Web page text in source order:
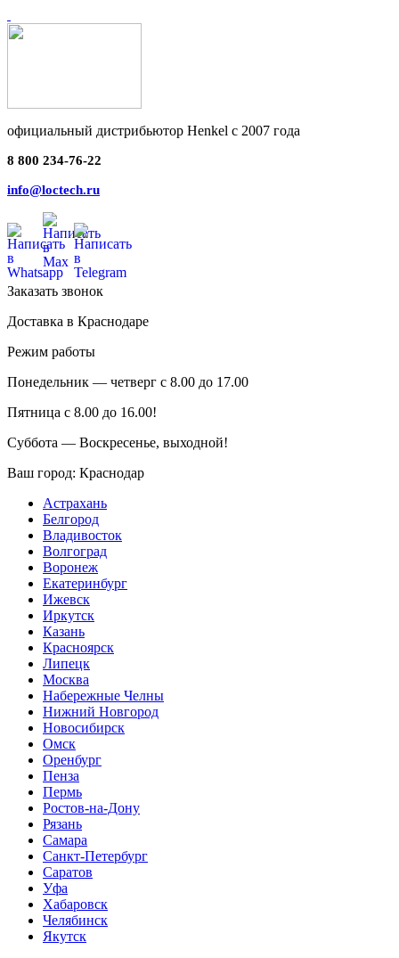
официальный дистрибьютор Henkel с 2007 года
8 800 234-76-22
info@loctech.ru
Заказать звонок
Доставка в Краснодаре
Режим работы
Понедельник — четверг с 8.00 до 17.00
Пятница с 8.00 до 16.00!
Суббота — Воскресенье, выходной!
Ваш город: Краснодар
Астрахань
Белгород
Владивосток
Волгоград
Воронеж
Екатеринбург
Ижевск
Иркутск
Казань
Красноярск
Липецк
Москва
Набережные Челны
Нижний Новгород
Новосибирск
Омск
Оренбург
Пенза
Пермь
Ростов-на-Дону
Рязань
Самара
Санкт-Петербург
Саратов
Уфа
Хабаровск
Челябинск
Якутск